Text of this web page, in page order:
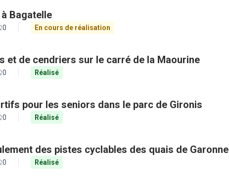
Bagatelle
0 En cours de réalisation
et de cendriers sur le carré de la Maourine
0 Réalisé
pour les seniors dans le parc de Gironis
0 Réalisé
des pistes cyclables des quais de Garonne
0 Réalisé